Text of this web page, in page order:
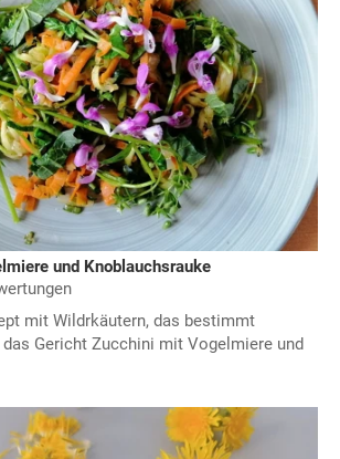
und Knoblauchsrauke
mit Wildrkäutern, das bestimmt
Gericht Zucchini mit Vogelmiere und